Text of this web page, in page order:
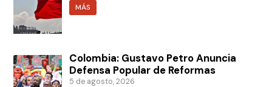
MÁS
Colombia: Gustavo Petro Anuncia
Defensa Popular de Reformas
5 de agosto, 2026